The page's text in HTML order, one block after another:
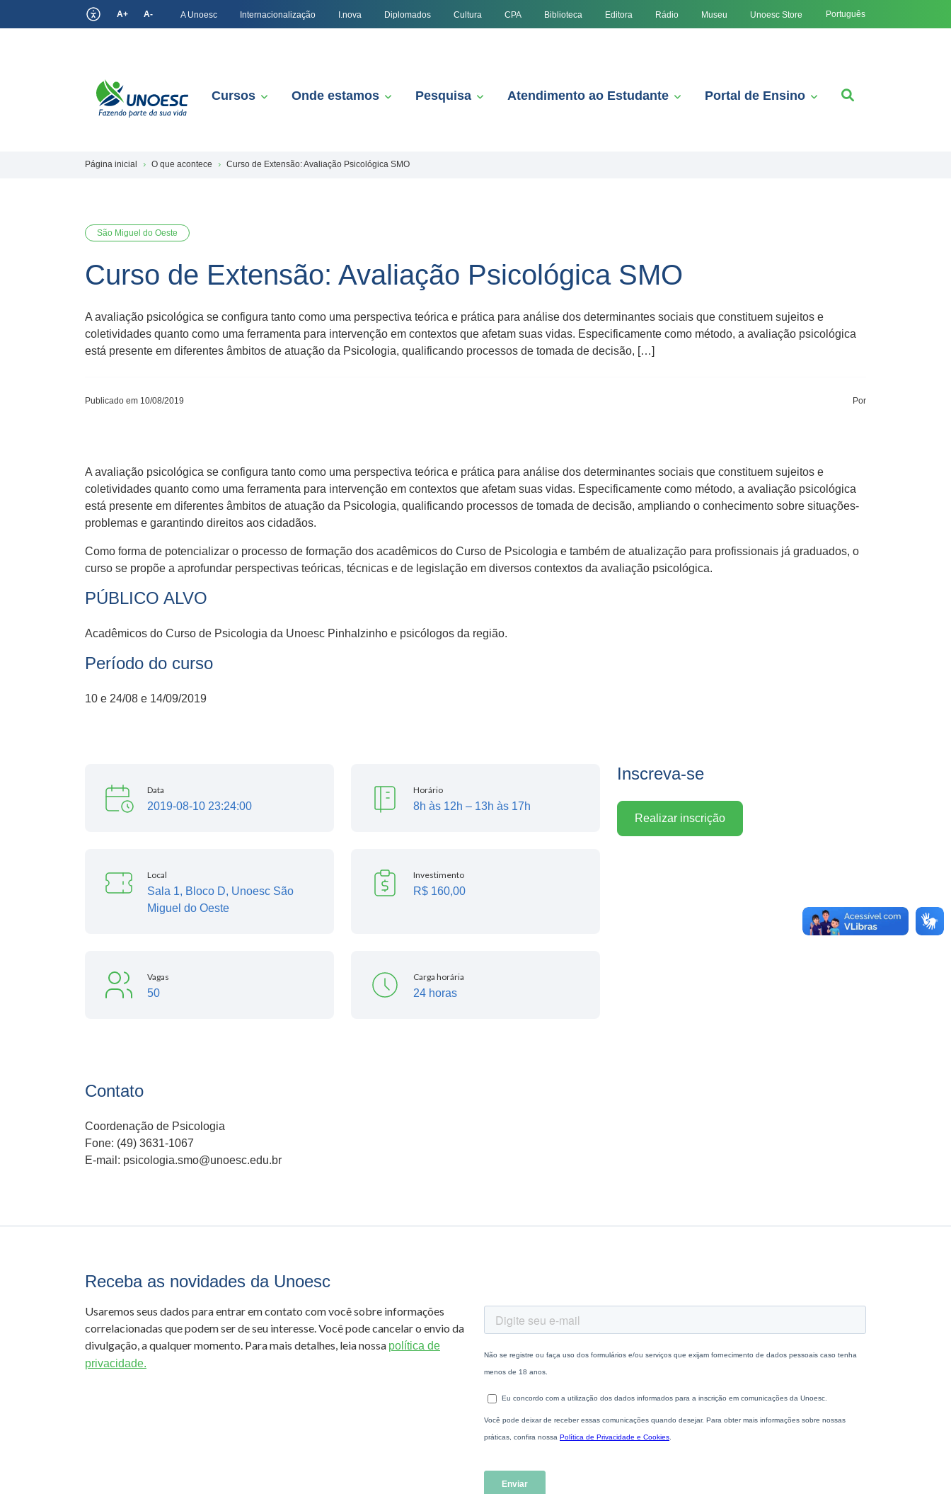
A+ A- A Unoesc Internacionalização I.nova Diplomados Cultura CPA Biblioteca Editora Rádio Museu Unoesc Store Português
Cursos Onde estamos Pesquisa Atendimento ao Estudante Portal de Ensino
Página inicial O que acontece Curso de Extensão: Avaliação Psicológica SMO
São Miguel do Oeste
Curso de Extensão: Avaliação Psicológica SMO
A avaliação psicológica se configura tanto como uma perspectiva teórica e prática para análise dos determinantes sociais que constituem sujeitos e
coletividades quanto como uma ferramenta para intervenção em contextos que afetam suas vidas. Especificamente como método, a avaliação psicológica
está presente em diferentes âmbitos de atuação da Psicologia, qualificando processos de tomada de decisão, […]
Publicado em 10/08/2019 Por
A avaliação psicológica se configura tanto como uma perspectiva teórica e prática para análise dos determinantes sociais que constituem sujeitos e
coletividades quanto como uma ferramenta para intervenção em contextos que afetam suas vidas. Especificamente como método, a avaliação psicológica
está presente em diferentes âmbitos de atuação da Psicologia, qualificando processos de tomada de decisão, ampliando o conhecimento sobre situações-
problemas e garantindo direitos aos cidadãos.
Como forma de potencializar o processo de formação dos acadêmicos do Curso de Psicologia e também de atualização para profissionais já graduados, o
curso se propõe a aprofundar perspectivas teóricas, técnicas e de legislação em diversos contextos da avaliação psicológica.
PÚBLICO ALVO
Acadêmicos do Curso de Psicologia da Unoesc Pinhalzinho e psicólogos da região.
Período do curso
10 e 24/08 e 14/09/2019
Data
2019-08-10 23:24:00
Horário
8h às 12h – 13h às 17h
Local
Sala 1, Bloco D, Unoesc São
Miguel do Oeste
Investimento
R$ 160,00
Vagas
50
Carga horária
24 horas
Inscreva-se
Realizar inscrição
Contato
Coordenação de Psicologia
Fone: (49) 3631-1067
E-mail: psicologia.smo@unoesc.edu.br
Receba as novidades da Unoesc
Usaremos seus dados para entrar em contato com você sobre informações
correlacionadas que podem ser de seu interesse. Você pode cancelar o envio da
divulgação, a qualquer momento. Para mais detalhes, leia nossa política de
privacidade.